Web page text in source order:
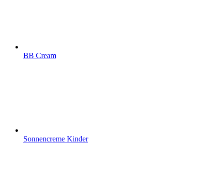
BB Cream
Sonnencreme Kinder